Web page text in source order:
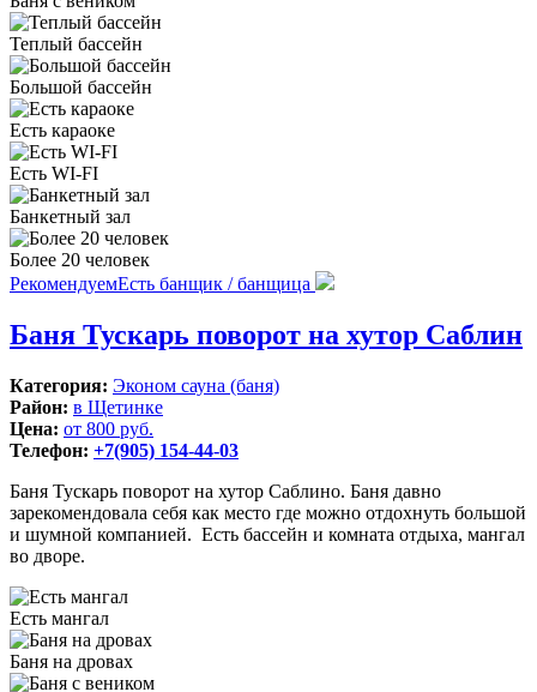
Теплый бассейн
Большой бассейн
Есть караоке
Есть WI-FI
Банкетный зал
Более 20 человек
РекомендуемЕсть банщик / банщица
Баня Тускарь поворот на хутор Саблин
Категория: Эконом сауна (баня)
Район: в Щетинке
Цена: от 800 руб.
Телефон: +7(905) 154-44-03
Баня Тускарь поворот на хутор Саблино. Баня давно
зарекомендовала себя как место где можно отдохнуть большой
и шумной компанией. Есть бассейн и комната отдыха, мангал
во дворе.
Есть мангал
Баня на дровах